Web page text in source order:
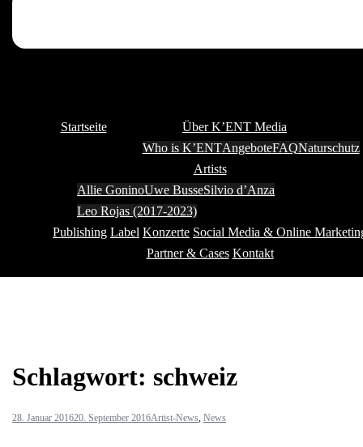
Startseite
Über K’ENT Media
Who is K’ENTAngeboteFAQNaturschutz
Artists
Allie GoninoUwe BusseSilvio d’Anza
Leo Rojas (2017-2023)
Publishing Label Konzerte Social Media & Online
Partner & Cases Kontakt
Schlagwort: schweiz
28. Januar 201620. September 2016Artist-News, News